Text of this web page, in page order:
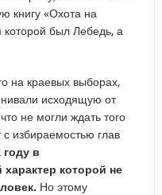
книгу «Охота на
был Лебедь, а
на краевых выборах,
исходящую от
не могли ждать того
избираемостью глав
в
которой не
Но этому